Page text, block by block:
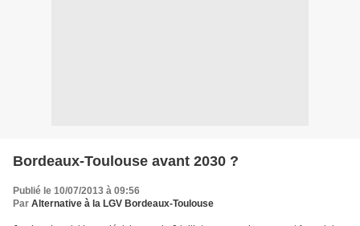
Bordeaux-Toulouse avant 2030 ?
Publié le 10/07/2013 à 09:56
Par Alternative à la LGV Bordeaux-Toulouse